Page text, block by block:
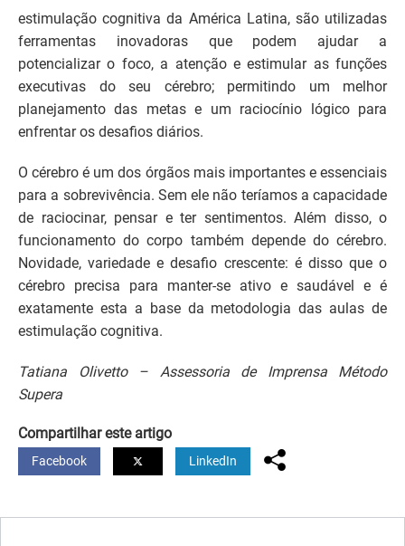
estimulação cognitiva da América Latina, são utilizadas
ferramentas inovadoras que podem ajudar a
potencializar o foco, a atenção e estimular as funções
executivas do seu cérebro; permitindo um melhor
planejamento das metas e um raciocínio lógico para
enfrentar os desafios diários.
O cérebro é um dos órgãos mais importantes e essenciais
para a sobrevivência. Sem ele não teríamos a capacidade
de raciocinar, pensar e ter sentimentos. Além disso, o
funcionamento do corpo também depende do cérebro.
Novidade, variedade e desafio crescente: é disso que o
cérebro precisa para manter-se ativo e saudável e é
exatamente esta a base da metodologia das aulas de
estimulação cognitiva.
Tatiana Olivetto – Assessoria de Imprensa Método
Supera
Compartilhar este artigo
Facebook LinkedIn